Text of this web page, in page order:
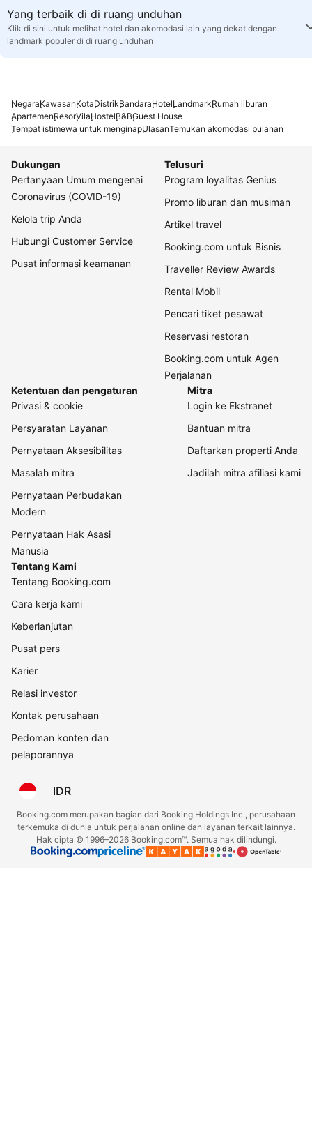
Yang terbaik di di ruang unduhan
Klik di sini untuk melihat hotel dan akomodasi lain yang dekat dengan
landmark populer di di ruang unduhan
NegaraKawasanKotaDistrikBandaraHotelLandmarkRumah liburan
ApartemenResorVilaHostelB&BGuest House
Tempat istimewa untuk menginapUlasanTemukan akomodasi bulanan
Dukungan
Pertanyaan Umum mengenai
Coronavirus (COVID-19)
Kelola trip Anda
Hubungi Customer Service
Pusat informasi keamanan
Telusuri
Program loyalitas Genius
Promo liburan dan musiman
Artikel travel
Booking.com untuk Bisnis
Traveller Review Awards
Rental Mobil
Pencari tiket pesawat
Reservasi restoran
Booking.com untuk Agen
Perjalanan
Ketentuan dan pengaturan
Privasi & cookie
Persyaratan Layanan
Pernyataan Aksesibilitas
Masalah mitra
Pernyataan Perbudakan
Modern
Pernyataan Hak Asasi
Manusia
Mitra
Login ke Ekstranet
Bantuan mitra
Daftarkan properti Anda
Jadilah mitra afiliasi kami
Tentang Kami
Tentang Booking.com
Cara kerja kami
Keberlanjutan
Pusat pers
Karier
Relasi investor
Kontak perusahaan
Pedoman konten dan
pelaporannya
IDR
Booking.com merupakan bagian dari Booking Holdings Inc., perusahaan
terkemuka di dunia untuk perjalanan online dan layanan terkait lainnya.
Hak cipta © 1996–2026 Booking.com™. Semua hak dilindungi.